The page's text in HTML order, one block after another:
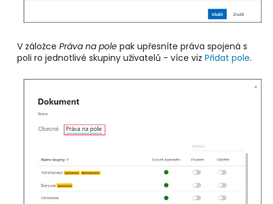
V záložce Práva na pole pak upřesníte práva spojená s
poli ro jednotlivé skupiny uživatelů - více viz Přidat pole.